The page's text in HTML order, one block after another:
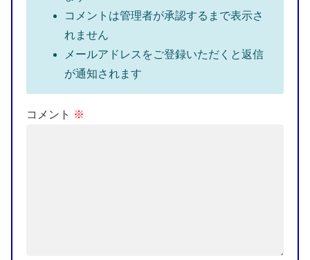
コメントは管理者が承認するまで表示さ
れません
メールアドレスをご登録いただくと返信
が通知されます
コメント ※